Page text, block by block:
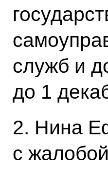
служб и
до 1
2. Нина
с